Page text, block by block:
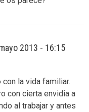
2013 - 16:15
la vida familiar.
con cierta envidia a
al trabajar y antes